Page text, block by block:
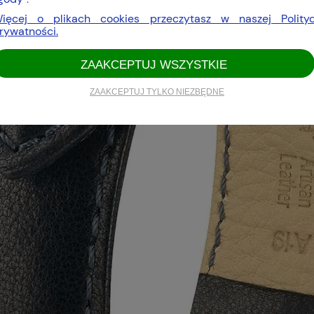
o plikach cookies przeczytasz w naszej
ZAAKCEPTUJ TYLKO NIEZBĘDNE
ZAAKCEPTUJ WSZYSTKIE